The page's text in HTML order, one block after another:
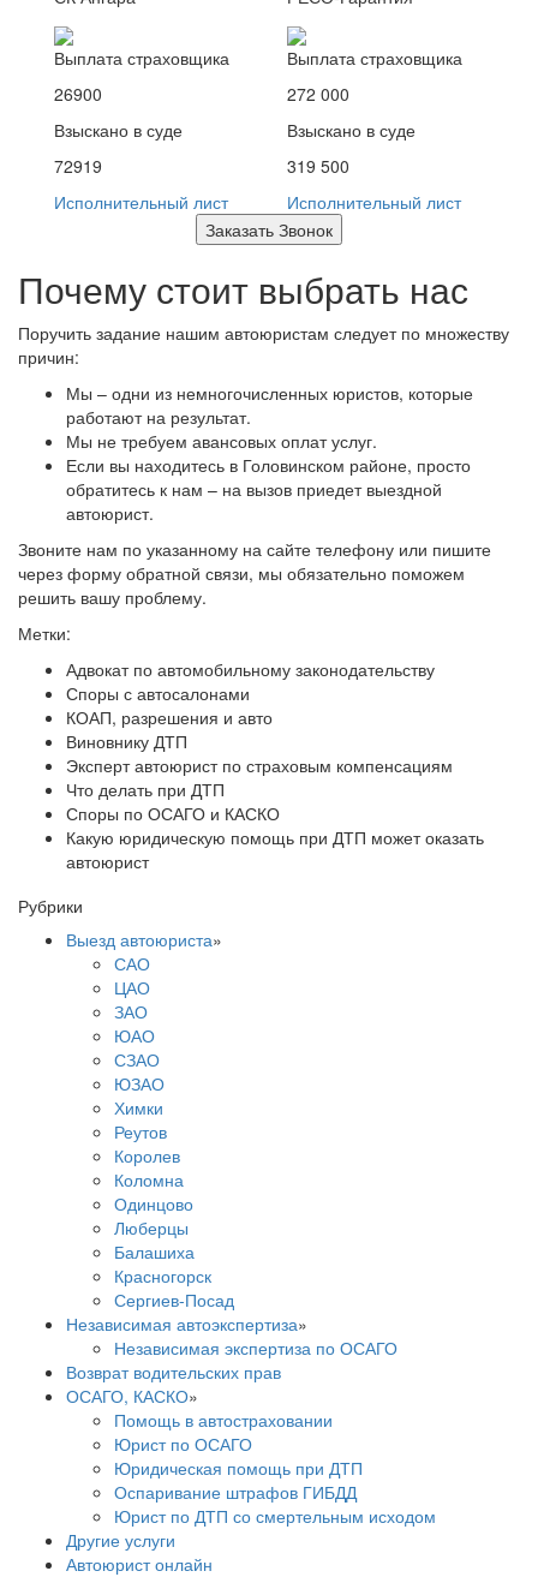
Выплата страховщика
26900
Взыскано в суде
72919
Исполнительный лист
Выплата страховщика
272 000
Взыскано в суде
319 500
Исполнительный лист
Заказать Звонок
Почему стоит выбрать нас
Поручить задание нашим автоюристам следует по множеству
причин:
Мы – одни из немногочисленных юристов, которые
работают на результат.
Мы не требуем авансовых оплат услуг.
Если вы находитесь в Головинском районе, просто
обратитесь к нам – на вызов приедет выездной
автоюрист.
Звоните нам по указанному на сайте телефону или пишите
через форму обратной связи, мы обязательно поможем
решить вашу проблему.
Метки:
Адвокат по автомобильному законодательству
Споры с автосалонами
КОАП, разрешения и авто
Виновнику ДТП
Эксперт автоюрист по страховым компенсациям
Что делать при ДТП
Споры по ОСАГО и КАСКО
Какую юридическую помощь при ДТП может оказать
автоюрист
Рубрики
Выезд автоюриста»
САО
ЦАО
ЗАО
ЮАО
СЗАО
ЮЗАО
Химки
Реутов
Королев
Коломна
Одинцово
Люберцы
Балашиха
Красногорск
Сергиев-Посад
Независимая автоэкспертиза»
Независимая экспертиза по ОСАГО
Возврат водительских прав
ОСАГО, КАСКО»
Помощь в автостраховании
Юрист по ОСАГО
Юридическая помощь при ДТП
Оспаривание штрафов ГИБДД
Юрист по ДТП со смертельным исходом
Другие услуги
Автоюрист онлайн